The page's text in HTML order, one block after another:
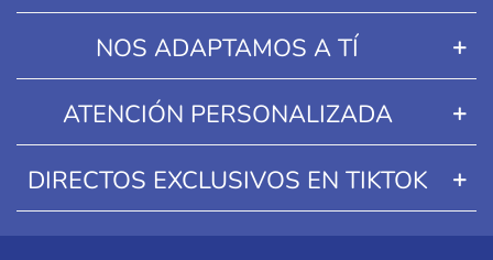
NOS ADAPTAMOS A TÍ
ATENCIÓN PERSONALIZADA
DIRECTOS EXCLUSIVOS EN TIKTOK